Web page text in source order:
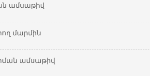
ամսաթիվ
մարմին
ամսաթիվ